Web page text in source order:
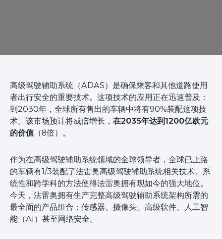
高级驾驶辅助系统（ADAS）是确保乘客和其他道路使用
者出行安全的重要技术。这项技术的应用正在迅速普及：
到2030年，全球所有售出的车辆中将有90%装配这项技
术。该市场预计将成倍增长， 在2035年达到1200亿欧元
的价值 （8倍）。
作为在高级驾驶辅助系统领域的全球领导者，全球已上路
的车辆有1/3装配了法雷奥高级驾驶辅助系统相关技术。系
统性和跨学科的方法使得法雷奥拥有现如今的强大地位。
今天，法雷奥拥有生产完整高级驾驶辅助系统架构所需的
最全面的产品组合：传感器、摄像头、高级软件、人工智
能（AI）甚至网络安全。